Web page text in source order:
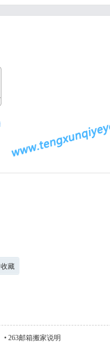
收藏
• 263邮箱搬家说明